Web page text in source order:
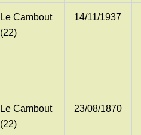
Le Cambout
(22)
14/11/1937
Le Cambout
(22)
23/08/1870